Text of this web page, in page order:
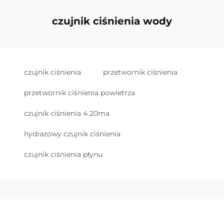
czujnik ciśnienia wody
czujnik ciśnienia przetwornik ciśnienia
przetwornik ciśnienia powietrza
czujnik ciśnienia 4 20ma
hydrazowy czujnik ciśnienia
czujnik ciśnienia płynu